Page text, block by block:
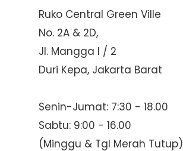
Ruko Central Green Ville
No. 2A & 2D,
Jl. Mangga I / 2
Duri Kepa, Jakarta Barat
Senin-Jumat: 7:30 - 18.00
Sabtu: 9:00 - 16.00
(Minggu & Tgl Merah Tutup)